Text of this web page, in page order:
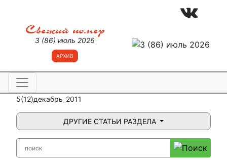
Свежий номер
3 (86) июль 2026
АРХИВ
5(12)декабрь_2011
ДРУГИЕ СТАТЬИ РАЗДЕЛА